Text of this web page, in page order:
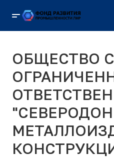
ОБЩЕСТВО С